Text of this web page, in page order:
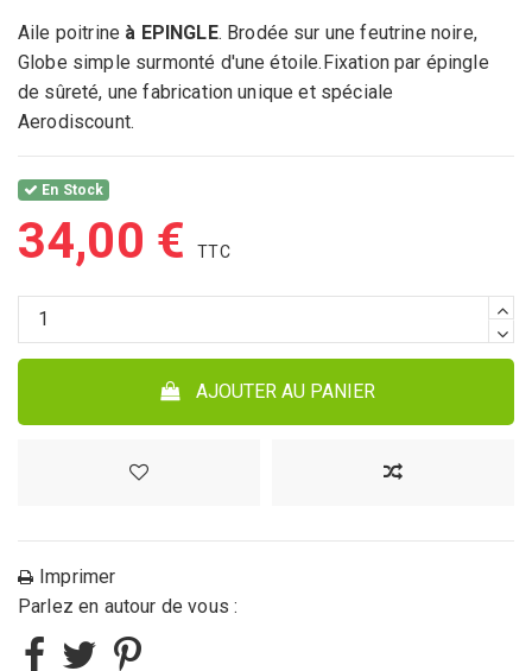
Aile poitrine à EPINGLE. Brodée sur une feutrine noire,
Globe simple surmonté d'une étoile.Fixation par épingle
de sûreté, une fabrication unique et spéciale
Aerodiscount.
En Stock
34,00 €
AJOUTER AU PANIER
Imprimer
Parlez en autour de vous :